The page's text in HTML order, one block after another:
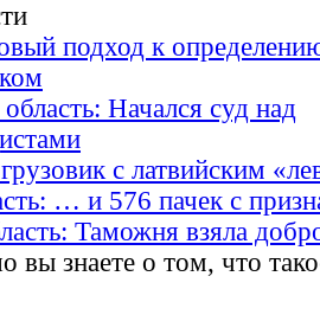
подход к
Начался суд над
с латвийским
… и 576 пачек с
Таможня взяла
вы знаете о том, что